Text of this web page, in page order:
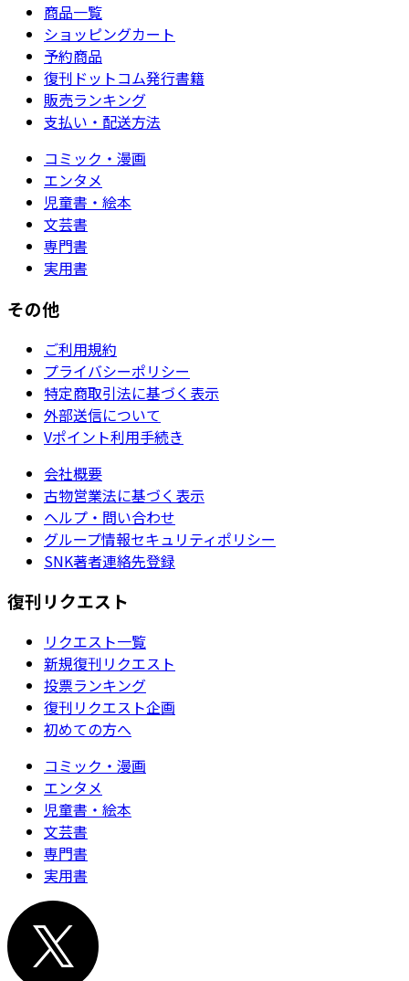
商品一覧
ショッピングカート
予約商品
復刊ドットコム発行書籍
販売ランキング
支払い・配送方法
コミック・漫画
エンタメ
児童書・絵本
文芸書
専門書
実用書
その他
ご利用規約
プライバシーポリシー
特定商取引法に基づく表示
外部送信について
Vポイント利用手続き
会社概要
古物営業法に基づく表示
ヘルプ・問い合わせ
グループ情報セキュリティポリシー
SNK著者連絡先登録
復刊リクエスト
リクエスト一覧
新規復刊リクエスト
投票ランキング
復刊リクエスト企画
初めての方へ
コミック・漫画
エンタメ
児童書・絵本
文芸書
専門書
実用書